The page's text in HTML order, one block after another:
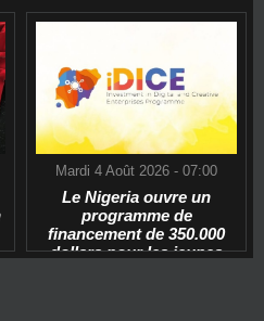
Mardi 4 Août 2026 - 07:00
Le Nigeria ouvre un
programme de
financement de 350.000
dollars pour les jeunes